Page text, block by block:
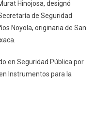
A
Funcionaria
De
Hinojosa, designó
de Seguridad
Noyola, originaria de San
en Seguridad Pública por
Instrumentos para la